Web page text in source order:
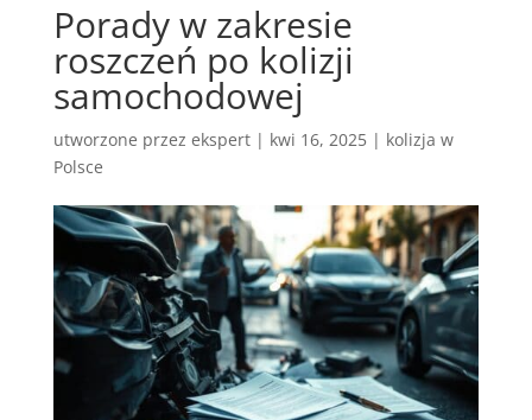
Porady w zakresie
roszczeń po kolizji
samochodowej
utworzone przez ekspert| kwi 16, 2025| kolizja w
Polsce